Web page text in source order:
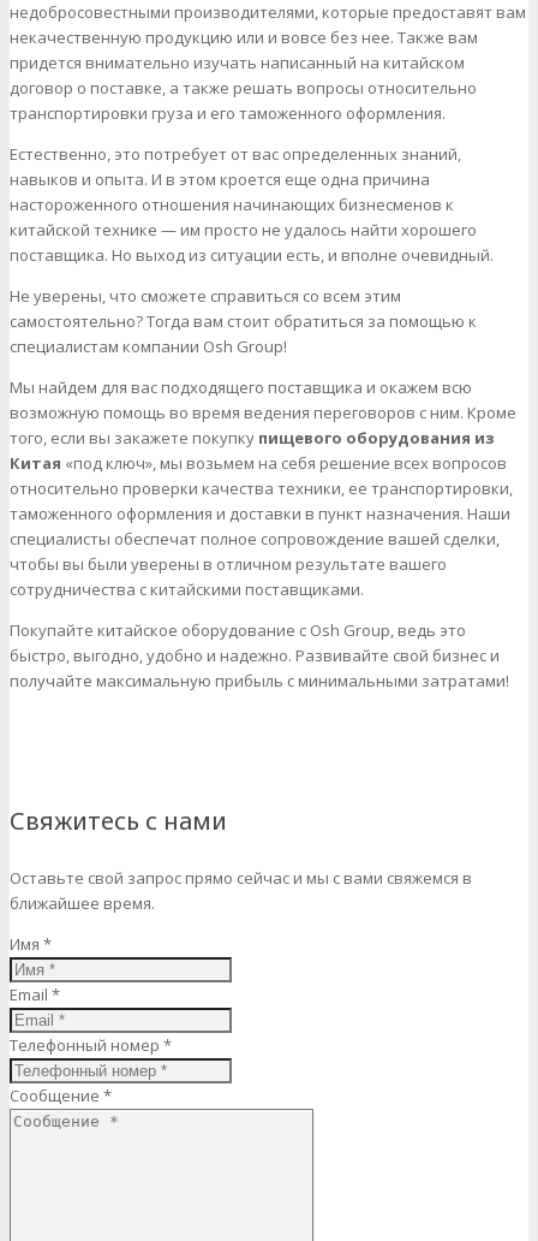
недобросовестными производителями, которые предоставят вам
некачественную продукцию или и вовсе без нее. Также вам
придется внимательно изучать написанный на китайском
договор о поставке, а также решать вопросы относительно
транспортировки груза и его таможенного оформления.
Естественно, это потребует от вас определенных знаний,
навыков и опыта. И в этом кроется еще одна причина
настороженного отношения начинающих бизнесменов к
китайской технике — им просто не удалось найти хорошего
поставщика. Но выход из ситуации есть, и вполне очевидный.
Не уверены, что сможете справиться со всем этим
самостоятельно? Тогда вам стоит обратиться за помощью к
специалистам компании Osh Group!
Мы найдем для вас подходящего поставщика и окажем всю
возможную помощь во время ведения переговоров с ним. Кроме
того, если вы закажете покупку пищевого оборудования из
Китая «под ключ», мы возьмем на себя решение всех вопросов
относительно проверки качества техники, ее транспортировки,
таможенного оформления и доставки в пункт назначения. Наши
специалисты обеспечат полное сопровождение вашей сделки,
чтобы вы были уверены в отличном результате вашего
сотрудничества с китайскими поставщиками.
Покупайте китайское оборудование с Osh Group, ведь это
быстро, выгодно, удобно и надежно. Развивайте свой бизнес и
получайте максимальную прибыль с минимальными затратами!
Свяжитесь с нами
Оставьте свой запрос прямо сейчас и мы с вами свяжемся в
ближайшее время.
Имя *
Email *
Телефонный номер *
Сообщение *